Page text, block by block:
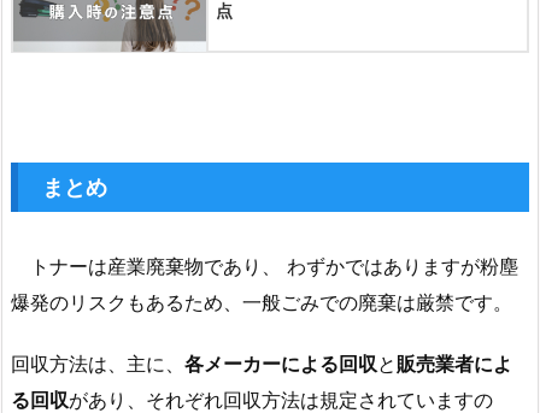
点
まとめ
トナーは産業廃棄物であり、 わずかではありますが粉塵
爆発のリスクもあるため、一般ごみでの廃棄は厳禁です。
回収方法は、主に、 各メーカーによる回収と 販売業者によ
る回収があり、それぞれ回収方法は規定されていますの